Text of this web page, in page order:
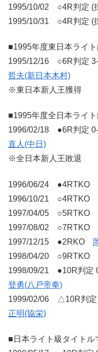
1995/10/02 ○4R判定 (
1995/10/31 ○4R判定 (
■1995年度東日本ライ
1995/12/16 ○6R判定
哲夫(新日本木村)
※東日本新人王獲得
■1995年度全日本ライ
1996/02/18 ●6R判定
直人(中日)
※全日本新人王敗退
1996/06/24 ●4RTKO
1996/10/21 ○4RTKO
1997/04/05 ○5RTKO
1997/08/02 ○7RTKO
1997/12/15 ●2RKO
1998/04/20 ○9RTKO
1998/09/21 ●10R判定
登勇(八戸帝拳)
1999/02/06 △10R判定
正明(協栄)
■日本ライト級タイトル